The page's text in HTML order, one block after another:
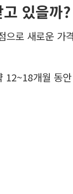
있을까?
로 새로운 가
개월 동